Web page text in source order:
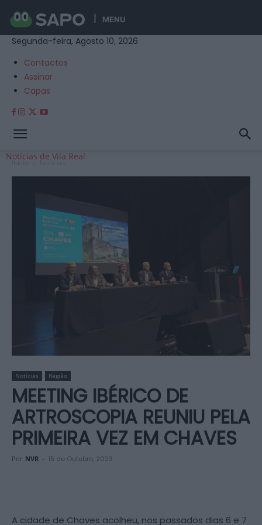
MENU
Segunda-feira, Agosto 10, 2026
Contactos
Assinar
Capas
Notícias de Vila Real
Início Notícias
Notícias Região
MEETING IBÉRICO DE
ARTROSCOPIA REUNIU PELA
PRIMEIRA VEZ EM CHAVES
Por NVR - 15 de Outubro, 2023
A cidade de Chaves acolheu, nos passados dias 6 e 7